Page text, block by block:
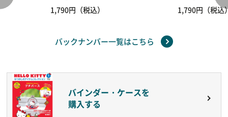
1,790円（税込）
1,790円（税込
バックナンバー一覧はこちら
バインダー・ケースを
購入する